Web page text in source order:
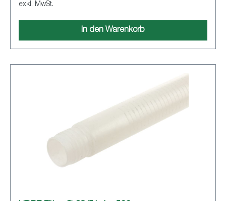
exkl. MwSt.
In den Warenkorb